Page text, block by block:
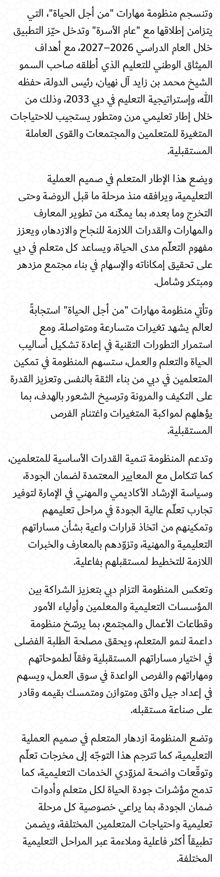
وتنسجم منظومة مهارات "من أجل الحياة"، التي
يتزامن إطلاقها مع "عام الأسرة" وتدخل حيّز التطبيق
خلال العام الدراسي 2026–2027، مع أهداف
الميثاق الوطني للتعليم الذي أطلقه صاحب السمو
الشيخ محمد بن زايد آل نهيان، رئيس الدولة، حفظه
الله، وإستراتيجية التعليم في دبي 2033، وذلك من
خلال إطار تعليمي مرن ومتطور يستجيب للاحتياجات
المتغيرة للمتعلمين والمجتمعات والقوى العاملة
المستقبلية.
ويضع هذا الإطار المتعلم في صميم العملية
التعليمية، ويرافقه منذ مرحلة ما قبل الروضة وحتى
التخرج وما بعده، بما يمكّنه من تطوير المعارف
والمهارات والقدرات اللازمة للنجاح والازدهار، ويعزز
مفهوم التعلّم مدى الحياة، ويساعد كل متعلم في دبي
على تحقيق إمكاناته والإسهام في بناء مجتمع مزدهر
ومبتكر وشامل.
وتأتي منظومة مهارات "من أجل الحياة" استجابةً
لعالم يشهد تغيرات متسارعة ومتواصلة. ومع
استمرار التطورات التقنية في إعادة تشكيل أساليب
الحياة والتعلم والعمل، ستسهم المنظومة في تمكين
المتعلمين في دبي من بناء الثقة بالنفس وتعزيز القدرة
على التكيف والمرونة وترسيخ الشعور بالهدف، بما
يؤهلهم لمواكبة المتغيرات واغتنام الفرص
المستقبلية.
وتدعم المنظومة تنمية القدرات الأساسية للمتعلمين،
كما تتكامل مع المعايير المعتمدة لضمان الجودة،
وسياسة الإرشاد الأكاديمي والمهني في الإمارة لتوفير
تجارب تعلّم عالية الجودة في مراحل تعليمهم
وتمكينهم من اتخاذ قرارات واعية بشأن مساراتهم
التعليمية والمهنية، وتزوّدهم بالمعارف والخبرات
اللازمة للتخطيط لمستقبلهم بفاعلية.
وتعكس المنظومة التزام دبي بتعزيز الشراكة بين
المؤسسات التعليمية والمعلمين وأولياء الأمور
وقطاعات الأعمال والمجتمع، بما يرسّخ منظومة
داعمة لنمو المتعلم، ويحقق مصلحة الطلبة الفضلى
في اختيار مساراتهم المستقبلية وفقاً لطموحاتهم
ومهاراتهم والفرص الواعدة في سوق العمل، ويسهم
في إعداد جيل واثق ومتوازن ومتمسك بقيمه وقادر
على صناعة مستقبله.
وتضع المنظومة ازدهار المتعلم في صميم العملية
التعليمية، كما تترجم هذا التوجّه إلى مخرجات تعلّم
وتوقّعات واضحة لمزوّدي الخدمات التعليمية، كما
تدمج مؤشرات جودة الحياة لكل متعلم وأدوات
ضمان الجودة، بما يراعي خصوصية كل مرحلة
تعليمية واحتياجات المتعلمين المختلفة، ويضمن
تطبيقاً أكثر فاعلية وملاءمة عبر المراحل التعليمية
المختلفة.